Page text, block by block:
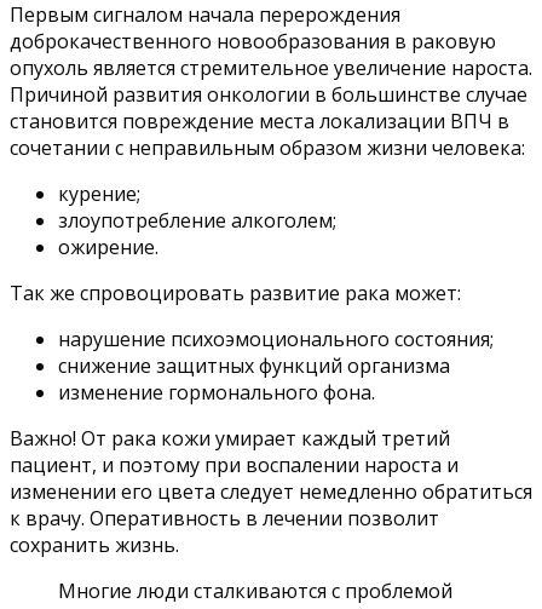
Первым сигналом начала перерождения
доброкачественного новообразования в раковую
опухоль является стремительное увеличение нароста.
Причиной развития онкологии в большинстве случае
становится повреждение места локализации ВПЧ в
сочетании с неправильным образом жизни человека:
курение;
злоупотребление алкоголем;
ожирение.
Так же спровоцировать развитие рака может:
нарушение психоэмоционального состояния;
снижение защитных функций организма
изменение гормонального фона.
Важно! От рака кожи умирает каждый третий
пациент, и поэтому при воспалении нароста и
изменении его цвета следует немедленно обратиться
к врачу. Оперативность в лечении позволит
сохранить жизнь.
Многие люди сталкиваются с проблемой